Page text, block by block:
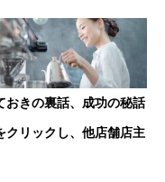
きの裏話、成功の秘話
クリックし、他店舗店主